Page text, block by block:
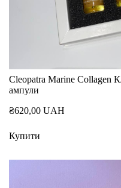
Cleopatra Marine Collagen
ампули
₴620,00 UAH
Купити